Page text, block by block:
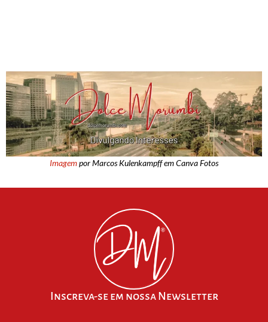
Imagempor Marcos Kulenkampff em Canva Fotos
Inscreva-se em nossa Newsletter